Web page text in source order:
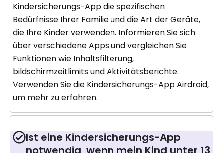
Kindersicherungs-App die spezifischen
Bedürfnisse Ihrer Familie und die Art der Geräte,
die Ihre Kinder verwenden. Informieren Sie sich
über verschiedene Apps und vergleichen Sie
Funktionen wie Inhaltsfilterung,
bildschirmzeitlimits und Aktivitätsberichte.
Verwenden Sie die Kindersicherungs-App Airdroid,
um mehr zu erfahren.
Ist eine Kindersicherungs-App
notwendig, wenn mein Kind unter 13